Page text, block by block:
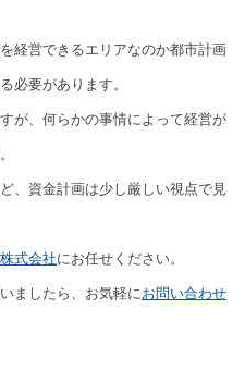
経営できるエリアなのか都市計画
必要があります。
が、何らかの事情によって経営が
、資金計画は少し厳しい視点で見
式会社にお任せください。
ましたら、お気軽に お問い合わせ